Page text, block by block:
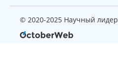
© 2020-2025 Научный лидер